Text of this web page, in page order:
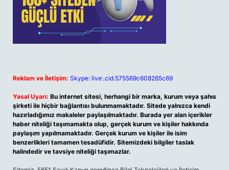
Reklam ve İletişim: Skype: live:.cid.575569c608265c69
Yasal Uyarı: Bu internet sitesi, herhangi bir marka, kurum veya şahıs
şirketi ile hiçbir bağlantısı bulunmamaktadır. Sitede yalnızca kendi
hazırladığımız makaleler paylaşılmaktadır. Burada yer alan içerikler
haber niteliği taşımamakta olup, gerçek kurum ve kişiler hakkında
paylaşım yapılmamaktadır. Gerçek kurum ve kişiler ile isim
benzerlikleri tamamen tesadüfidir. Sitemizdeki bilgiler taslak
halindedir ve tavsiye niteliği taşımazlar.